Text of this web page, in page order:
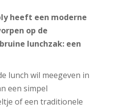
heeft een moderne
op de
lunchzak: een
lunch wil meegeven in
een simpel
of een traditionele